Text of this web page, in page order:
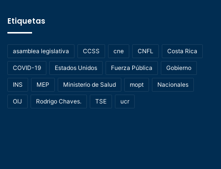
Etiquetas
asamblea legislativa CCSS cne CNFL Costa Rica
COVID-19 Estados Unidos Fuerza Pública Gobierno
INS MEP Ministerio de Salud mopt Nacionales
OIJ Rodrigo Chaves. TSE ucr